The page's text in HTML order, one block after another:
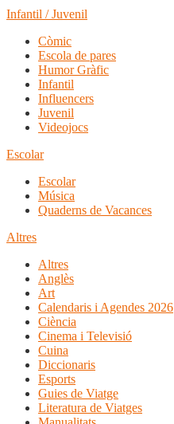
Infantil / Juvenil
Còmic
Escola de pares
Humor Gràfic
Infantil
Influencers
Juvenil
Videojocs
Escolar
Escolar
Música
Quaderns de Vacances
Altres
Altres
Anglès
Art
Calendaris i Agendes 2026
Ciència
Cinema i Televisió
Cuina
Diccionaris
Esports
Guies de Viatge
Literatura de Viatges